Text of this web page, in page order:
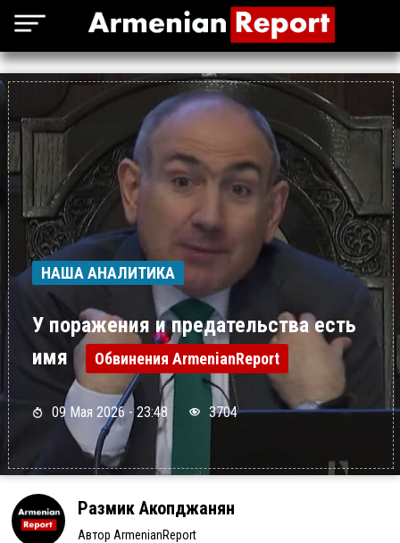
НАША АНАЛИТИКА
У поражения и предательства есть
имя
Обвинения ArmenianReport
09 Мая 2026 - 23:48 3704
Размик Акопджанян
Автор ArmenianReport